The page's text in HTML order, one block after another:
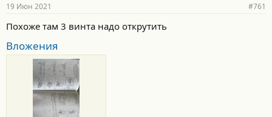
19 Июн 2021 #761
Похоже там 3 винта надо открутить
Вложения